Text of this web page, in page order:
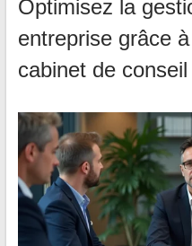
Optimisez la
entreprise grâce à
cabinet de